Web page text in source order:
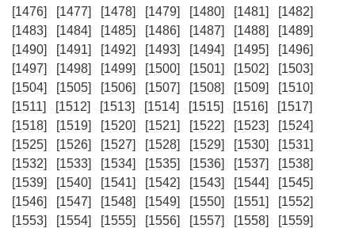
[1476]
[1477] [1478] [1479] [1480] [1481]
[1482]
[1483]
[1484] [1485] [1486] [1487] [1488]
[1489]
[1490]
[1491] [1492] [1493] [1494] [1495]
[1496]
[1497]
[1498] [1499] [1500] [1501] [1502]
[1503]
[1504]
[1505] [1506] [1507] [1508] [1509]
[1510]
[1511]
[1512] [1513] [1514] [1515] [1516]
[1517]
[1518]
[1519] [1520] [1521] [1522] [1523]
[1524]
[1525]
[1526] [1527] [1528] [1529] [1530]
[1531]
[1532]
[1533] [1534] [1535] [1536] [1537]
[1538]
[1539]
[1540] [1541] [1542] [1543] [1544]
[1545]
[1546]
[1547] [1548] [1549] [1550] [1551]
[1552]
[1553]
[1554] [1555] [1556] [1557] [1558]
[1559]